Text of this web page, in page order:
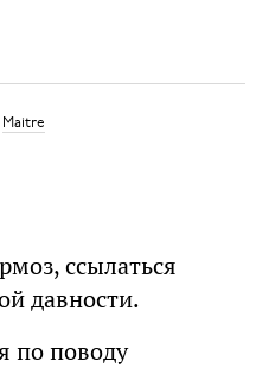
Maitre
ссылаться
давности.
по поводу